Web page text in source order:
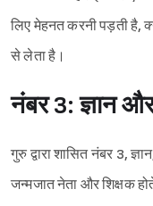
लिए मेहनत करनी पड़ती है,
से लेता है।
नंबर 3: ज्ञान
गुरु द्वारा शासित नंबर 3,
जन्मजात नेता और शिक्षक